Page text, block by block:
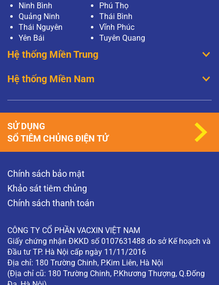
Ninh Bình
Phú Thọ
Quảng Ninh
Thái Bình
Thái Nguyên
Vĩnh Phúc
Yên Bái
Tuyên Quang
Hệ thống Miền Trung
Hệ thống Miền Nam
Chính sách bảo mật
Khảo sát tiêm chủng
Chính sách thanh toán
CÔNG TY CỔ PHẦN VACXIN VIỆT NAM
Giấy chứng nhận ĐKKD số 0107631488 do sở Kế hoạch và
Đầu tư TP. Hà Nội cấp ngày 11/11/2016
Địa chỉ: 180 Trường Chinh, P.Kim Liên, Hà Nội
(Địa chỉ cũ: 180 Trường Chinh, P.Khương Thượng, Q.Đống
SỬ DỤNG
SỔ TIÊM CHỦNG ĐIỆN TỬ